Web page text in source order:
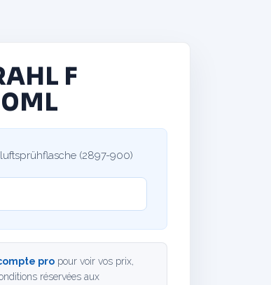
F
(2897-900)
pro pour voir vos prix,
réservées aux